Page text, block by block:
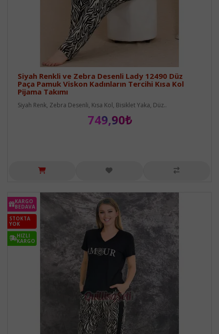
Siyah Renkli ve Zebra Desenli Lady 12490 Düz
Paça Pamuk Viskon Kadınların Tercihi Kısa Kol
Pijama Takımı
Siyah Renk, Zebra Desenli, Kısa Kol, Bisiklet Yaka, Düz..
749,90₺
KARGO
BEDAVA
STOKTA
YOK
HIZLI
KARGO